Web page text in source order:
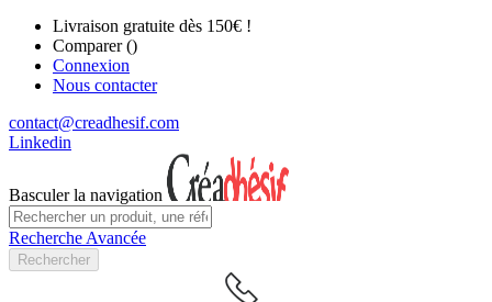
Livraison gratuite dès 150€ !
Comparer ()
Connexion
Nous contacter
contact@creadhesif.com
Linkedin
Basculer la navigation
Recherche Avancée
Rechercher